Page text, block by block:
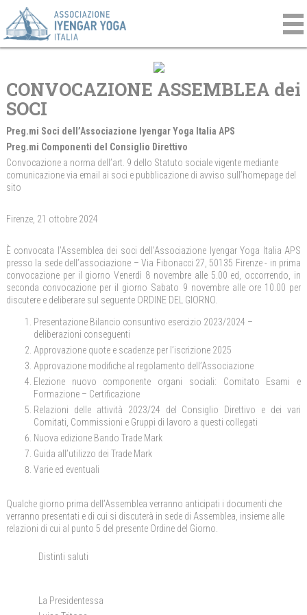
CONVOCAZIONE ASSEMBLEA dei
SOCI
Preg.mi Soci dell’Associazione Iyengar Yoga Italia APS
Preg.mi Componenti del Consiglio Direttivo
Convocazione a norma dell’art. 9 dello Statuto sociale vigente mediante
comunicazione via email ai soci e pubblicazione di avviso sull’homepage del
sito
Firenze, 21 ottobre 2024
È convocata l’Assemblea dei soci dell’Associazione Iyengar Yoga Italia APS
presso la sede dell’associazione – Via Fibonacci 27, 50135 Firenze - in prima
convocazione per il giorno Venerdì 8 novembre alle 5.00 ed, occorrendo, in
seconda convocazione per il giorno Sabato 9 novembre alle ore 10.00 per
discutere e deliberare sul seguente ORDINE DEL GIORNO.
Presentazione Bilancio consuntivo esercizio 2023/2024 –
deliberazioni conseguenti
Approvazione quote e scadenze per l’iscrizione 2025
Approvazione modifiche al regolamento dell’Associazione
Elezione nuovo componente organi sociali: Comitato Esami e
Formazione – Certificazione
Relazioni delle attività 2023/24 del Consiglio Direttivo e dei vari
Comitati, Commissioni e Gruppi di lavoro a questi collegati
Nuova edizione Bando Trade Mark
Guida all’utilizzo dei Trade Mark
Varie ed eventuali
Qualche giorno prima dell’Assemblea verranno anticipati i documenti che
verranno presentati e di cui si discuterà in sede di Assemblea, insieme alle
relazioni di cui al punto 5 del presente Ordine del Giorno.
Distinti saluti
La Presidentessa